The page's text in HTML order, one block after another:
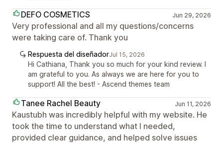
DEFO COSMETICS Jun 29, 2026
Very professional and all my questions/concerns
were taking care of. Thank you
Respuesta del diseñadorJul 15, 2026
Hi Cathiana, Thank you so much for your kind review. I
am grateful to you. As always we are here for you to
support! All the best! - Ascend themes team
Tanee Rachel Beauty Jun 11, 2026
Kaustubh was incredibly helpful with my website. He
took the time to understand what I needed,
provided clear guidance, and helped solve issues